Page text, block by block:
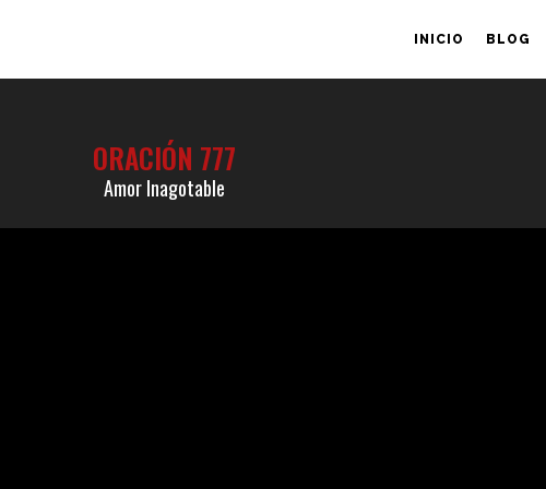
INICIO BLOG
ORACIÓN 777
Amor Inagotable